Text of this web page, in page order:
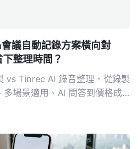
議自動記錄方案橫向對
整理時間？
vs Tinrec AI 錄音整理，從錄製
多場景適用、AI 問答到價格成